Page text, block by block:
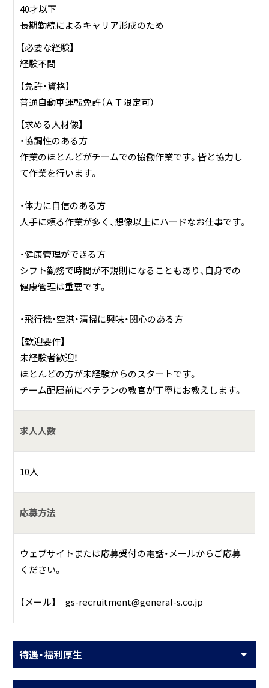
40才以下
長期勤続によるキャリア形成のため
【必要な経験】
経験不問
【免許・資格】
普通自動車運転免許（ＡＴ限定可）
【求める人材像】
・協調性のある方
作業のほとんどがチームでの協働作業です。皆と協力し
て作業を行います。
・体力に自信のある方
人手に頼る作業が多く、想像以上にハードなお仕事です。
・健康管理ができる方
シフト勤務で時間が不規則になることもあり、自身での
健康管理は重要です。
・飛行機・空港・清掃に興味・関心のある方
【歓迎要件】
未経験者歓迎！
ほとんどの方が未経験からのスタートです。
チーム配属前にベテランの教官が丁寧にお教えします。
求人人数
10人
応募方法
ウェブサイトまたは応募受付の電話・メールからご応募
ください。
【メール】 gs-recruitment@general-s.co.jp
待遇・福利厚生